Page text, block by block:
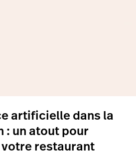
artificielle dans la
: un atout pour
restaurant